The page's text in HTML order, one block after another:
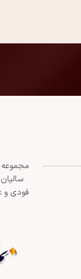
مجموعه
فودی و